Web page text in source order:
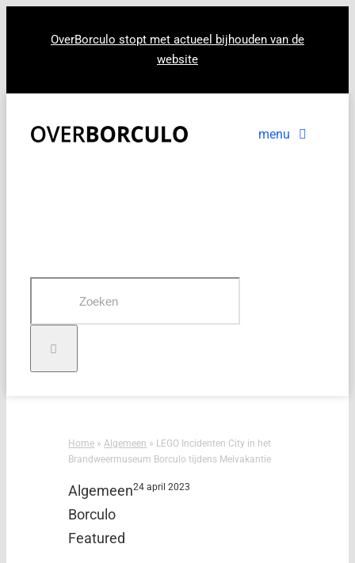
OverBorculo stopt met actueel bijhouden van de
website
menu
Home »Algemeen » LEGO Incidenten City in het
Brandweermuseum Borculo tijdens Meivakantie
Algemeen
Borculo
Featured
24 april 2023